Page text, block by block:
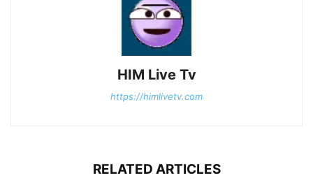
HIM Live Tv
https://himlivetv.com
RELATED ARTICLES